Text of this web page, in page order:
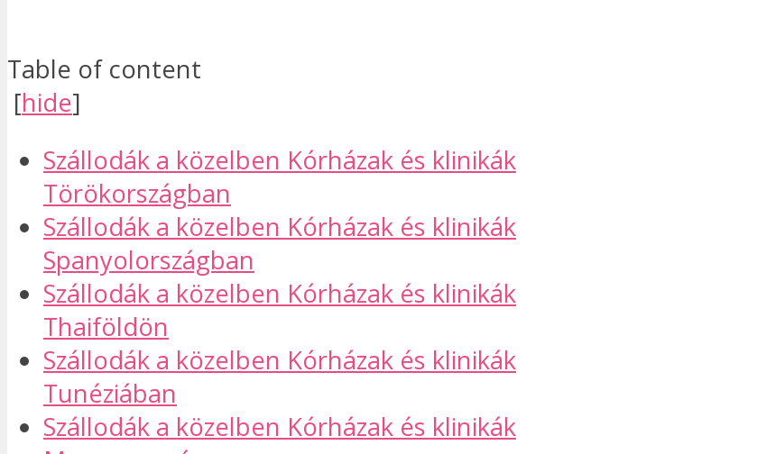
Table of content
[hide]
Szállodák a közelben Kórházak és klinikák
Törökországban​
Szállodák a közelben Kórházak és klinikák
Spanyolországban
Szállodák a közelben Kórházak és klinikák
Thaiföldön​
Szállodák a közelben Kórházak és klinikák
Tunéziában​
Szállodák a közelben Kórházak és klinikák